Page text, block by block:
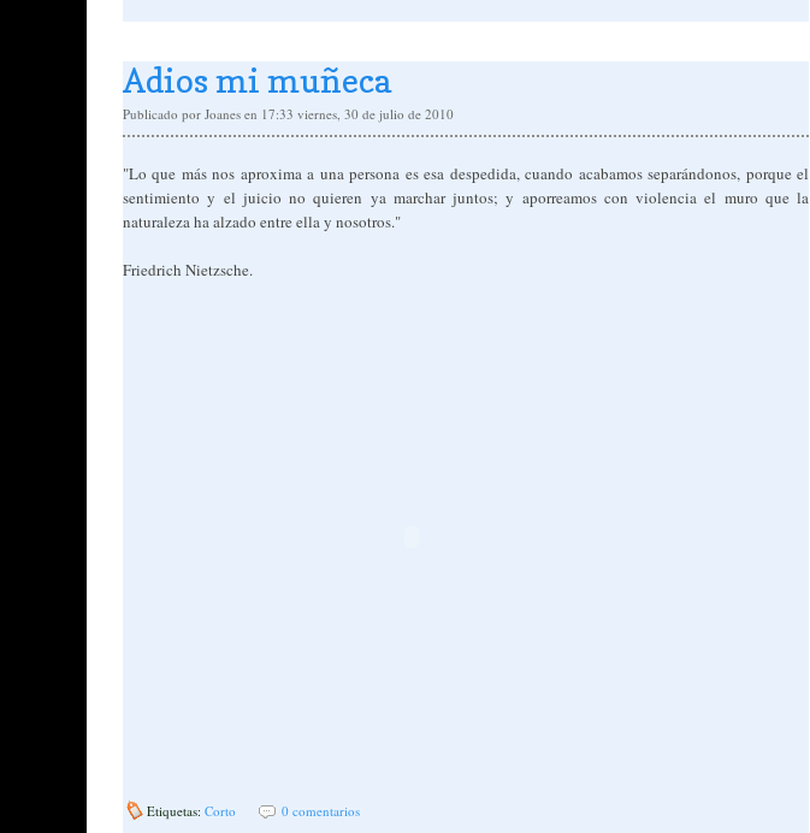
Adios mi muñeca
Publicado por Joanes en 17:33 viernes, 30 de julio de 2010
"Lo que más nos aproxima a una persona es esa despedida, cuando acabamos separándonos, porque el
sentimiento y el juicio no quieren ya marchar juntos; y aporreamos con violencia el muro que la
naturaleza ha alzado entre ella y nosotros."
Friedrich Nietzsche.
Etiquetas: Corto 0 comentarios